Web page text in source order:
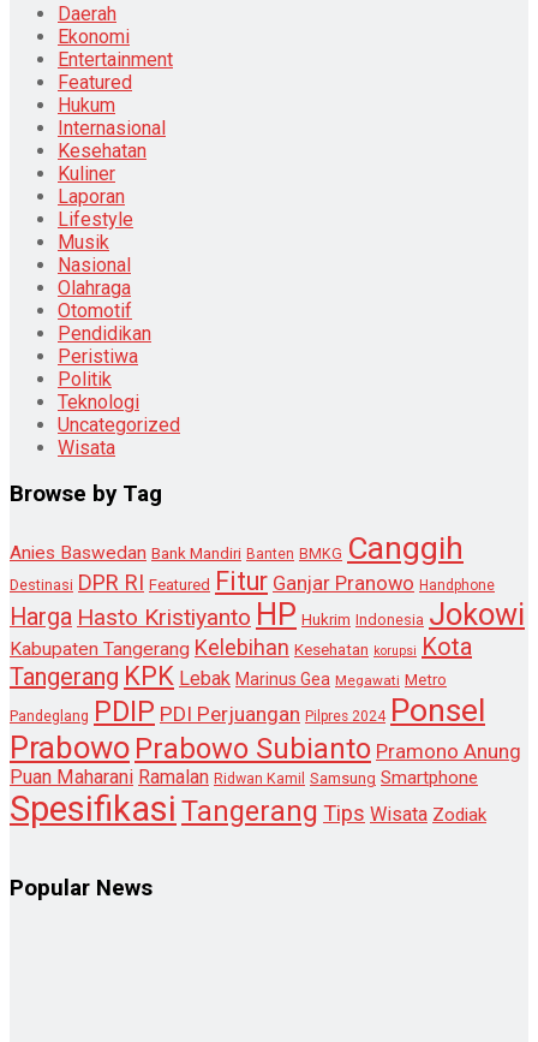
Daerah
Ekonomi
Entertainment
Featured
Hukum
Internasional
Kesehatan
Kuliner
Laporan
Lifestyle
Musik
Nasional
Olahraga
Otomotif
Pendidikan
Peristiwa
Politik
Teknologi
Uncategorized
Wisata
Browse by Tag
Anies Baswedan Bank Mandiri Banten BMKG Canggih
Destinasi DPR RI Featured Fitur Ganjar Pranowo Handphone
Harga Hasto Kristiyanto HP Hukrim Indonesia Jokowi
Kabupaten Tangerang Kelebihan Kesehatan korupsi Kota
Tangerang KPK Lebak Marinus Gea Megawati Metro
Pandeglang PDIP PDI Perjuangan Pilpres 2024 Ponsel
Prabowo Prabowo Subianto Pramono Anung
Puan Maharani Ramalan Ridwan Kamil Samsung Smartphone
Spesifikasi Tangerang Tips Wisata Zodiak
Popular News